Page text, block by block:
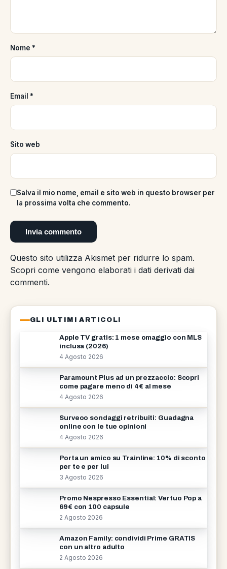
Nome *
Email *
Sito web
Salva il mio nome, email e sito web in questo browser per
la prossima volta che commento.
Questo sito utilizza Akismet per ridurre lo spam.
Scopri come vengono elaborati i dati derivati dai
commenti.
GLI ULTIMI ARTICOLI
Apple TV gratis: 1 mese omaggio con MLS
inclusa (2026)
4 Agosto 2026
Paramount Plus ad un prezzaccio: Scopri
come pagare meno di 4€ al mese
4 Agosto 2026
Surveoo sondaggi retribuiti: Guadagna
online con le tue opinioni
4 Agosto 2026
Porta un amico su Trainline: 10% di sconto
per te e per lui
3 Agosto 2026
Promo Nespresso Essential: Vertuo Pop a
69€ con 100 capsule
2 Agosto 2026
Amazon Family: condividi Prime GRATIS
con un altro adulto
2 Agosto 2026